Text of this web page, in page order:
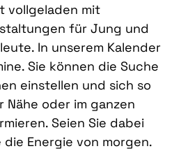
vollgeladen mit
für Jung und
In unserem Kalender
Sie können die Suche
einstellen und sich so
Nähe oder im ganzen
Seien Sie dabei
Energie von morgen.